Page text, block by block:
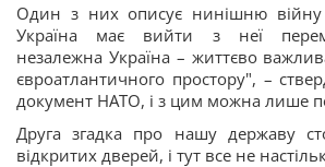
Один з них описує нинішню війну
Україна має вийти з неї
незалежна Україна – життєво
євроатлантичного простору", –
документ НАТО, і з цим можна лише
Друга згадка про нашу державу
відкритих дверей, і тут все не